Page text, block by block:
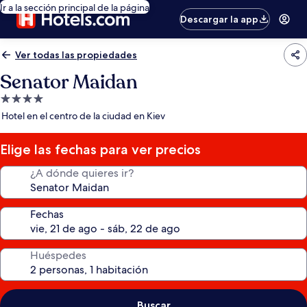
Ir a la sección principal de la página
Descargar la app
Ver todas las propiedades
Senator Maidan
Propiedad
de
estrellas
Hotel en el centro de la ciudad en Kiev
Elige las fechas para ver precios
¿A dónde quieres ir?
Fechas
Huéspedes